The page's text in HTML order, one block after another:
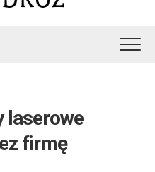
laserowe
firmę